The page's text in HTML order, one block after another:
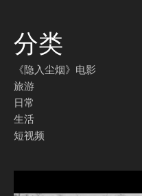
分类
《隐入尘烟》电影
旅游
日常
生活
短视频